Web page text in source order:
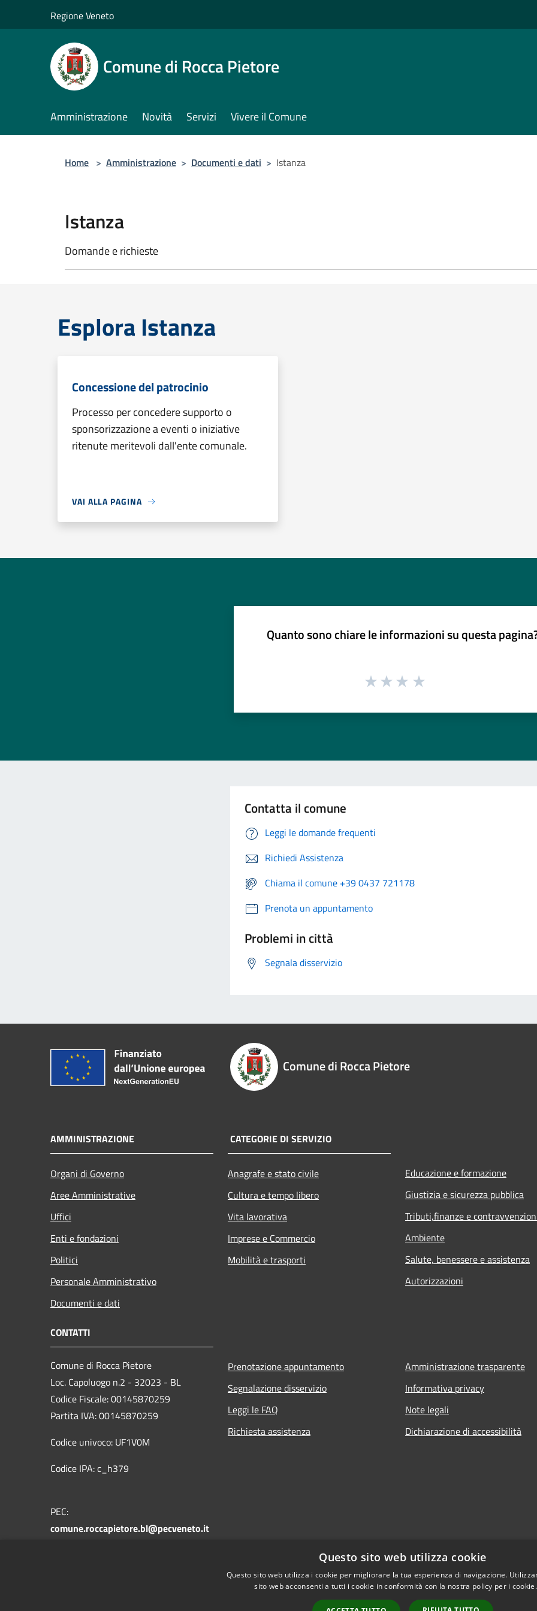
Regione Veneto
Comune di Rocca Pietore
Amministrazione Novità Servizi Vivere il Comune
Home > Amministrazione > Documenti e dati > Istanza
Istanza
Domande e richieste
Esplora Istanza
Concessione del patrocinio
Processo per concedere supporto o
sponsorizzazione a eventi o iniziative
ritenute meritevoli dall'ente comunale.
VAI ALLA PAGINA
Quanto sono chiare le informazioni su questa
Contatta il comune
Leggi le domande frequenti
Richiedi Assistenza
Chiama il comune +39 0437 721178
Prenota un appuntamento
Problemi in città
Segnala disservizio
Comune di Rocca Pietore
AMMINISTRAZIONE
Organi di Governo
Aree Amministrative
Uffici
Enti e fondazioni
Politici
Personale Amministrativo
Documenti e dati
CATEGORIE DI SERVIZIO
Anagrafe e stato civile
Cultura e tempo libero
Vita lavorativa
Imprese e Commercio
Mobilità e trasporti
Educazione e formazione
Giustizia e sicurezza pubblica
Tributi,finanze e
Ambiente
Salute, benessere e assistenza
Autorizzazioni
CONTATTI
Comune di Rocca Pietore
Loc. Capoluogo n.2 - 32023 - BL
Codice Fiscale: 00145870259
Partita IVA: 00145870259
Codice univoco: UF1V0M
Codice IPA: c_h379
PEC:
comune.roccapietore.bl@pecveneto.it
Prenotazione appuntamento
Segnalazione disservizio
Leggi le FAQ
Richiesta assistenza
Amministrazione trasparente
Informativa privacy
Note legali
Dichiarazione di accessibilità
Questo sito web utilizza cookie
Questo sito web utilizza i cookie per migliorare la tua esperienza di navigazione.
sito web acconsenti a tutti i cookie in conformità con la nostra policy per i